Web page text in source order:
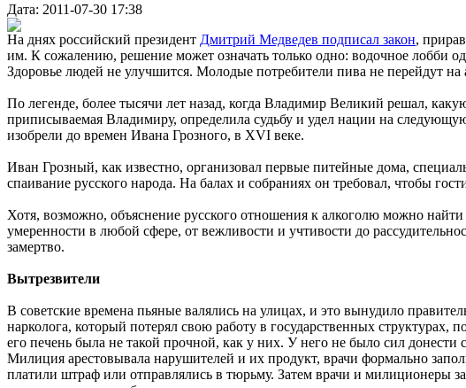
Дата: 2011-07-30 17:38
На днях российский президент Дмитрий Медведев подписал закон,
им. К сожалению, решение может означать только одно: водочное лобби
Здоровье людей не улучшится. Молодые потребители пива не перейдут
По легенде, более тысячи лет назад, когда Владимир Великий решал,
приписываемая Владимиру, определила судьбу и удел нации на
изобрели до времен Ивана Грозного, в XVI веке.
Иван Грозный, как известно, организовал первые питейные дома,
спаивание русского народа. На балах и собраниях он требовал, чтобы
Хотя, возможно, объяснение русского отношения к алкоголю можно
умеренности в любой сфере, от вежливости и учтивости до
замертво.
Вытрезвители
В советские времена пьяные валялись на улицах, и это вынудило
нарколога, который потерял свою работу в государственных
его печень была не такой прочной, как у них. У него не было сил донести
Милиция арестовывала нарушителей и их продукт, врачи формально
платили штраф или отправлялись в тюрьму. Затем врачи и милиционеры